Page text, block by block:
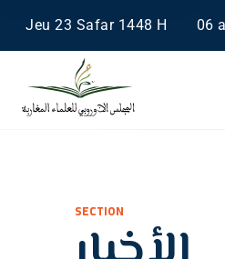
Jeu 23 Safar 1448 H 06
Saisissez au moins 2 caractères.
SECTION